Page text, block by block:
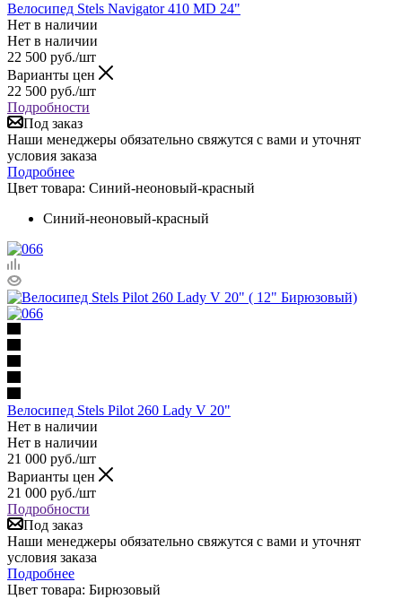
Велосипед Stels Navigator 410 MD 24"
Нет в наличии
Нет в наличии
22 500 руб./шт
Варианты цен
22 500 руб./шт
Подробности
Под заказ
Наши менеджеры обязательно свяжутся с вами и уточнят
условия заказа
Подробнее
Цвет товара: Синий-неоновый-красный
Синий-неоновый-красный
Велосипед Stels Pilot 260 Lady V 20"
Нет в наличии
Нет в наличии
21 000 руб./шт
Варианты цен
21 000 руб./шт
Подробности
Под заказ
Наши менеджеры обязательно свяжутся с вами и уточнят
условия заказа
Подробнее
Цвет товара: Бирюзовый